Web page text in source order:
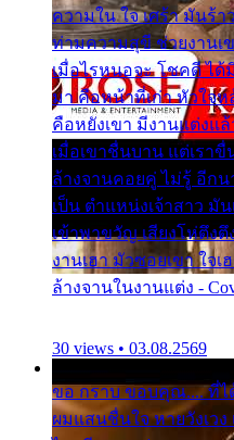
ความใน ใจ เศร้า มันร้
ท่ามความสุขี ช่วยงานเ
เมื่อไรหนอจะ โชคดี ไ
มา คือหน้าที่เก่า หัวใจ
คือหยังเขา มีงานแต่งแ
เมื่อเขาชื่นบาน แต่เรา
ล้างจานคอยคู่ ไม่รู้ อีกน
เป็น ตำแหน่งเจ้าสาว มั
เข้าพาขวัญ เสียงโห่ตึง
งานเฮา มัวซอยเขา ใจ
ล้างจานในงานแต่ง -
30 views • 03.08.2569
ขอ กราบ ขอบคุณ.... ที่ไ
ผมแสนชื่นใจ หายวังเวง